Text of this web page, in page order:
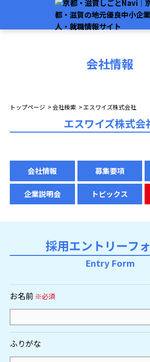
会社情報
トップページ 会社検索 エスワイズ株式会社
エスワイズ株式会
会社情報 募集要項
企業説明会 トピックス
採用エントリーフ
Entry Form
お名前 ※必須
ふりがな